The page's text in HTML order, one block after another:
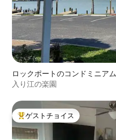
ロックポートのコンドミニアム
入り江の楽園
大好評のゲストチョイスです。
ゲストチョイス